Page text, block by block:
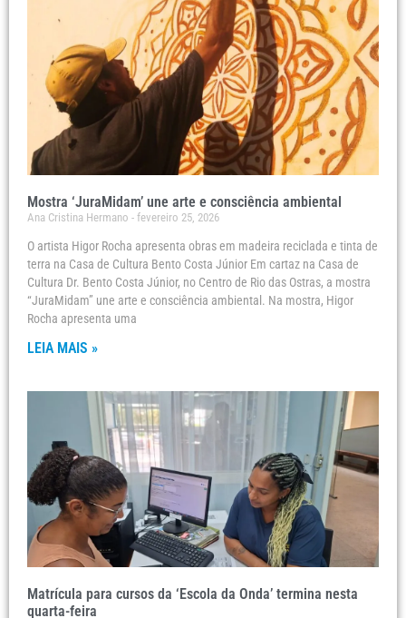
Mostra ‘JuraMidam’ une arte e consciência ambiental
Ana Cristina Hermano fevereiro 25, 2026
O artista Higor Rocha apresenta obras em madeira reciclada e tinta de
terra na Casa de Cultura Bento Costa Júnior Em cartaz na Casa de
Cultura Dr. Bento Costa Júnior, no Centro de Rio das Ostras, a mostra
“JuraMidam” une arte e consciência ambiental. Na mostra, Higor
Rocha apresenta uma
LEIA MAIS »
Matrícula para cursos da ‘Escola da Onda’ termina nesta
quarta-feira